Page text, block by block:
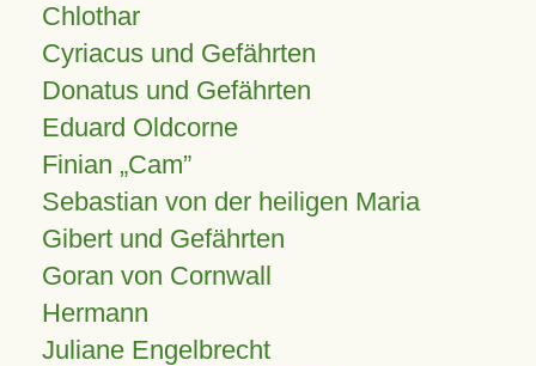
Chlothar
Cyriacus und Gefährten
Donatus und Gefährten
Eduard Oldcorne
Finian Cam
Sebastian von der heiligen Maria
Gibert und Gefährten
Goran von Cornwall
Hermann
Juliane Engelbrecht